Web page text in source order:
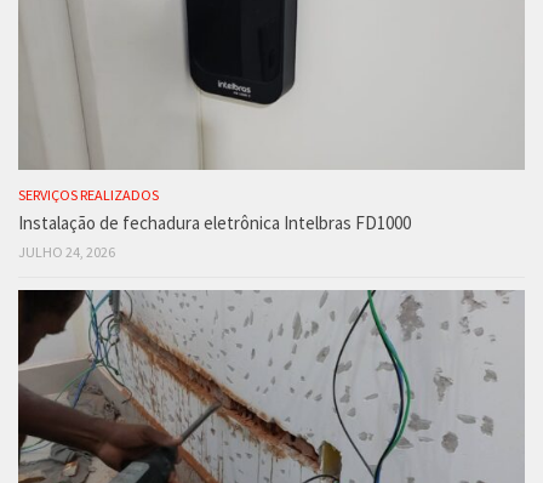
SERVIÇOS REALIZADOS
Instalação de fechadura eletrônica Intelbras FD1000
JULHO 24, 2026